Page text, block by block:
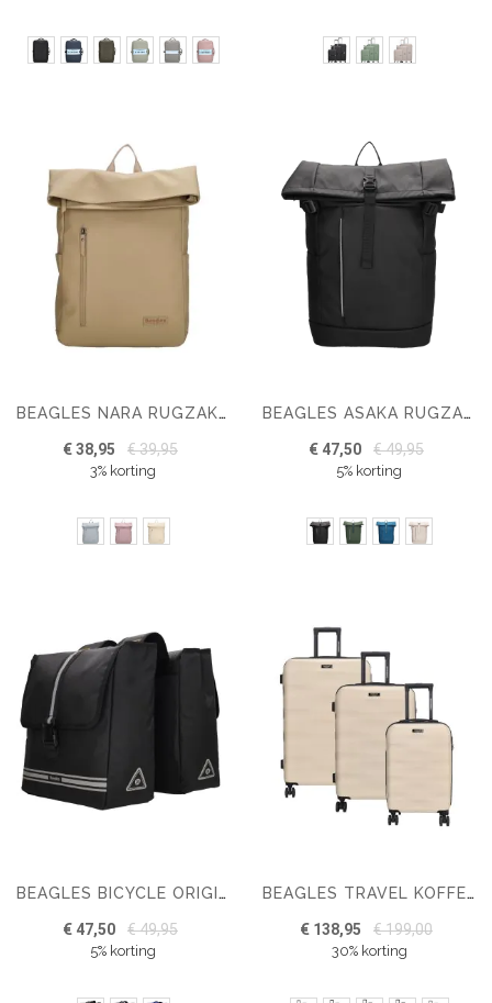
BEAGLES NARA RUGZAK 15,6 INCH
€ 38,95 € 39,95
3% korting
BEAGLES ASAKA RUGZAK 15,6 INCH
€ 47,50 € 49,95
5% korting
BEAGLES BICYCLE ORIGINALS FIETSTAS
€ 47,50 € 49,95
5% korting
BEAGLES TRAVEL KOFFER
€ 138,95 € 199,00
30% korting